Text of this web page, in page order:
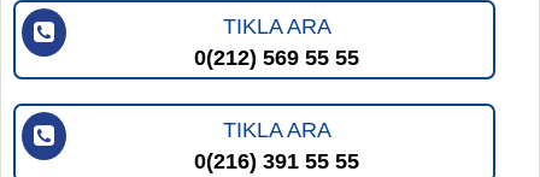
TIKLA ARA
0(212) 569 55 55
TIKLA ARA
0(216) 391 55 55